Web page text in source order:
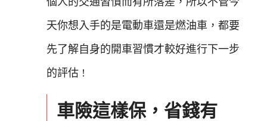
天你想入手的是電動車還是燃油車，都要
先了解自身的開車習慣才較好進行下一步
的評估 !
車險這樣保，省錢有